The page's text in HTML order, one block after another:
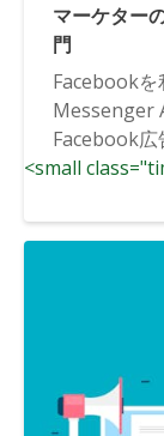
マーケター
門
Facebook
Messenger
Facebook広
<small